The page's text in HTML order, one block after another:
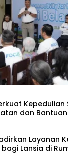
dan
Layanan
Lansia di